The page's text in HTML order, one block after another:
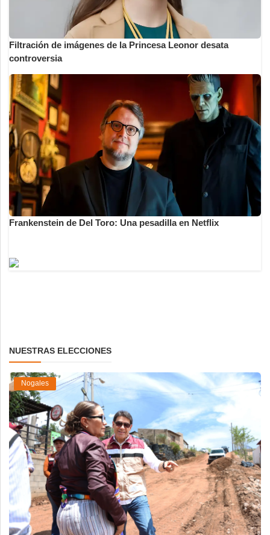
Filtración de imágenes de la Princesa Leonor desata
controversia
Frankenstein de Del Toro: Una pesadilla en Netflix
NUESTRAS ELECCIONES
Nogales